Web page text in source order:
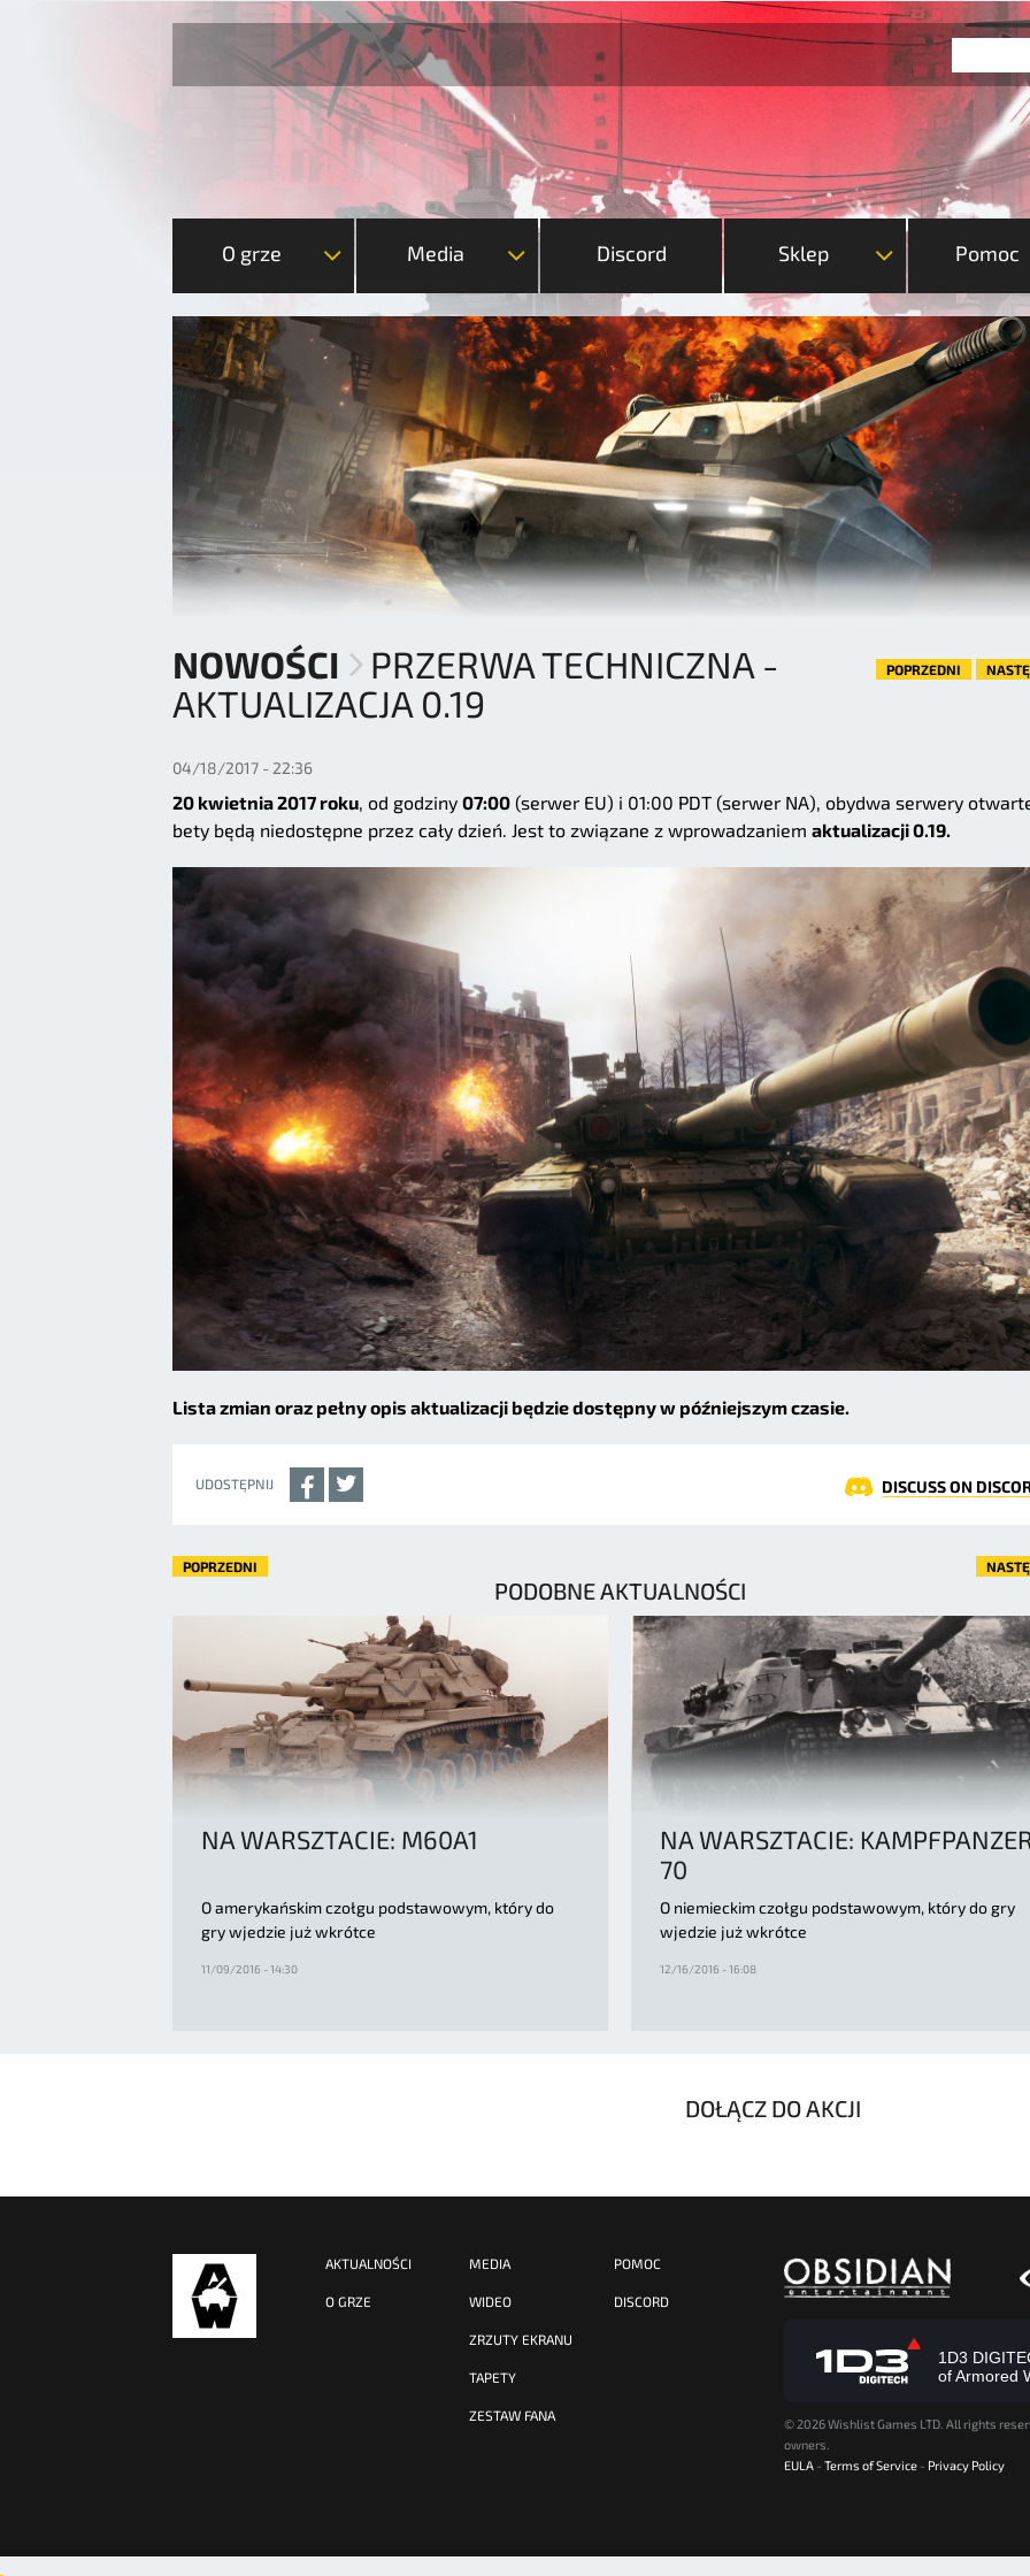
O grze Media Discord Sklep Pomoc
NOWOŚCI
PRZERWA TECHNICZNA -
AKTUALIZACJA 0.19
POPRZEDNI
04/18/2017 - 22:36
20 kwietnia 2017 roku, od godziny 07:00 (serwer EU) i 01:00 PDT (serwer NA), obydwa serwery
bety będą niedostępne przez cały dzień. Jest to związane z wprowadzaniem aktualizacji 0.19.
Lista zmian oraz pełny opis aktualizacji będzie dostępny w późniejszym czasie.
UDOSTĘPNIJ DISCUSS ON
POPRZEDNI
PODOBNE AKTUALNOŚCI
NA WARSZTACIE: M60A1
O amerykańskim czołgu podstawowym, który do
gry wjedzie już wkrótce
11/09/2016 - 14:30
NA WARSZTACIE:
70
O niemieckim czołgu podstawowym, który do gry
wjedzie już wkrótce
12/16/2016 - 16:08
DOŁĄCZ DO AKCJI
AKTUALNOŚCI
O GRZE
MEDIA
WIDEO
ZRZUTY EKRANU
TAPETY
ZESTAW FANA
POMOC
DISCORD
1D3
of Armored
© 2026 Wishlist Games LTD. All rights
owners.
EULA - Terms of Service - Privacy Policy